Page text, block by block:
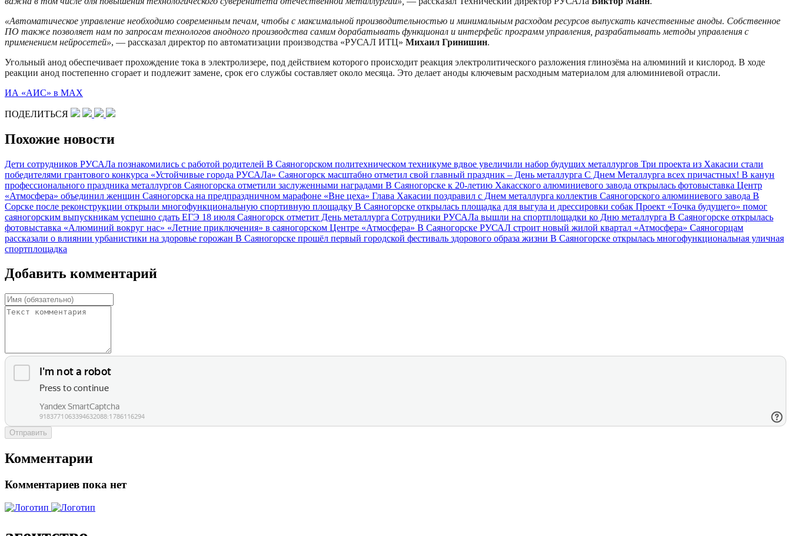
«Автоматическое управление необходимо современным печам, чтобы с максимальной производительностью и минимальным расходом ресурсов выпускать качественные аноды. Собственное
ПО также позволяет нам по запросам технологов анодного производства самим дорабатывать функционал и интерфейс программ управления, разрабатывать методы управления с
применением нейросетей», — рассказал директор по автоматизации производства «РУСАЛ ИТЦ» Михаил Гринишин.
Угольный анод обеспечивает прохождение тока в электролизере, под действием которого происходит реакция электролитического разложения глинозёма на алюминий и кислород. В ходе
реакции анод постепенно сгорает и подлежит замене, срок его службы составляет около месяца. Это делает аноды ключевым расходным материалом для алюминиевой отрасли.
ИА «АИС» в МАХ
ПОДЕЛИТЬСЯ
Похожие новости
Дети сотрудников РУСАЛа познакомились с работой родителей В Саяногорском политехническом техникуме вдвое увеличили набор будущих металлургов Три проекта из Хакасии стали
победителями грантового конкурса «Устойчивые города РУСАЛа» Саяногорск масштабно отметил свой главный праздник – День металлурга С Днем Металлурга всех причастных! В канун
профессионального праздника металлургов Саяногорска отметили заслуженными наградами В Саяногорске к 20-летию Хакасского алюминиевого завода открылась фотовыставка Центр
«Атмосфера» объединил женщин Саяногорска на предпраздничном марафоне «Вне цеха» Глава Хакасии поздравил с Днем металлурга коллектив Саяногорского алюминиевого завода В
Сорске после реконструкции открыли многофункциональную спортивную площадку В Саяногорске открылась площадка для выгула и дрессировки собак Проект «Точка будущего» помог
саяногорским выпускникам успешно сдать ЕГЭ 18 июля Саяногорск отметит День металлурга Сотрудники РУСАЛа вышли на спортплощадки ко Дню металлурга В Саяногорске открылась
фотовыставка «Алюминий вокруг нас» «Летние приключения» в саяногорском Центре «Атмосфера» В Саяногорске РУСАЛ строит новый жилой квартал «Атмосфера» Саяногорцам
рассказали о влиянии урбанистики на здоровье горожан В Саяногорске прошёл первый городской фестиваль здорового образа жизни В Саяногорске открылась многофункциональная уличная
спортплощадка
Добавить комментарий
Отправить
Комментарии
Комментариев пока нет